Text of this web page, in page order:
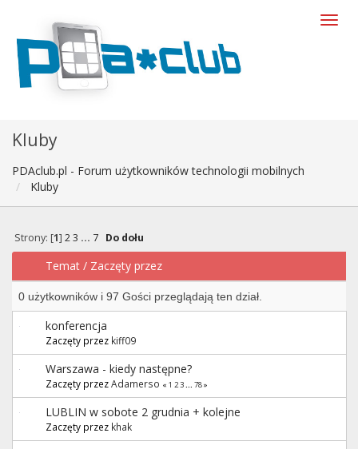
Kluby
PDAclub.pl - Forum użytkowników technologii mobilnych
Kluby
Strony: [1] 2 3 ... 7 Do dołu
Temat / Zaczęty przez
0 użytkowników i 97 Gości przeglądają ten dział.
konferencja
Zaczęty przez kiff09
Warszawa - kiedy następne?
Zaczęty przezAdamerso « 1 23... 78»
LUBLIN w sobote 2 grudnia + kolejne
Zaczęty przez khak